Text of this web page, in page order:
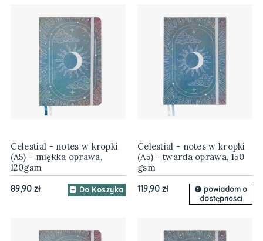
Celestial - notes w kropki
(A5) - miękka oprawa,
120gsm
89,90 zł Do Koszyka
Celestial - notes w kropki
(A5) - twarda oprawa, 150
gsm
119,90 zł
powiadom o
dostępności